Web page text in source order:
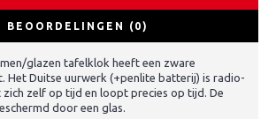
BEOORDELINGEN (0)
glazen tafelklok heeft een zware
Het Duitse uurwerk (+penlite batterij) is radio-
zelf op tijd en loopt precies op tijd. De
door een glas.